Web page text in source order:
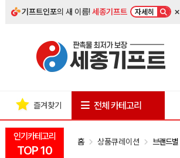
기프트인포의 새 이름!세종기프트 자세히 ×
인기카테고리
TOP 10
즐겨찾기 전체 카테고리
홈 상품큐레이션 브랜드별